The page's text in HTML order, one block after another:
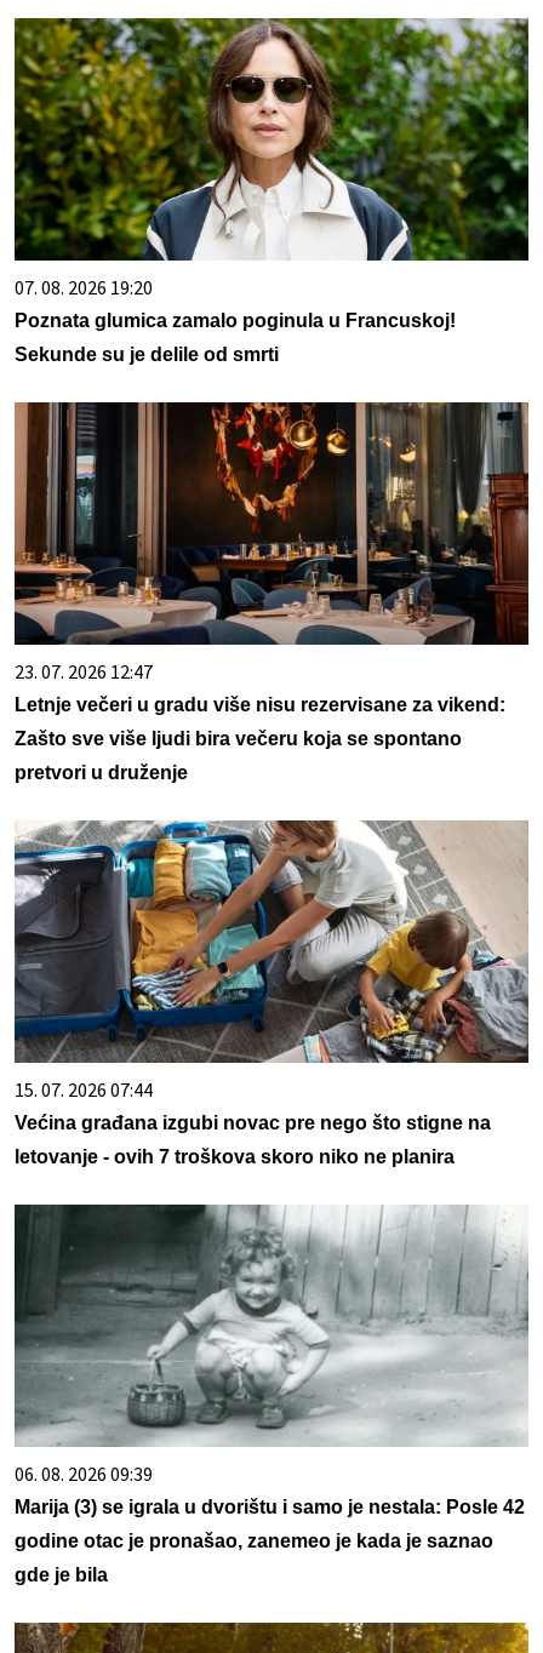
07. 08. 2026 19:20
Poznata glumica zamalo poginula u Francuskoj!
Sekunde su je delile od smrti
23. 07. 2026 12:47
Letnje večeri u gradu više nisu rezervisane za vikend:
Zašto sve više ljudi bira večeru koja se spontano
pretvori u druženje
15. 07. 2026 07:44
Većina građana izgubi novac pre nego što stigne na
letovanje - ovih 7 troškova skoro niko ne planira
06. 08. 2026 09:39
Marija (3) se igrala u dvorištu i samo je nestala: Posle 42
godine otac je pronašao, zanemeo je kada je saznao
gde je bila